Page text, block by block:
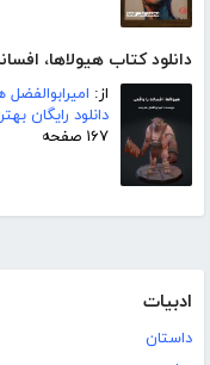
دانلود کتاب هیولاها،
از: امیرابوالفضل
دانلود رایگان
۱۶۷ صفحه
ادبیات
داستان